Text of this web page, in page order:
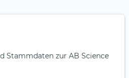
Stammdaten zur AB Science